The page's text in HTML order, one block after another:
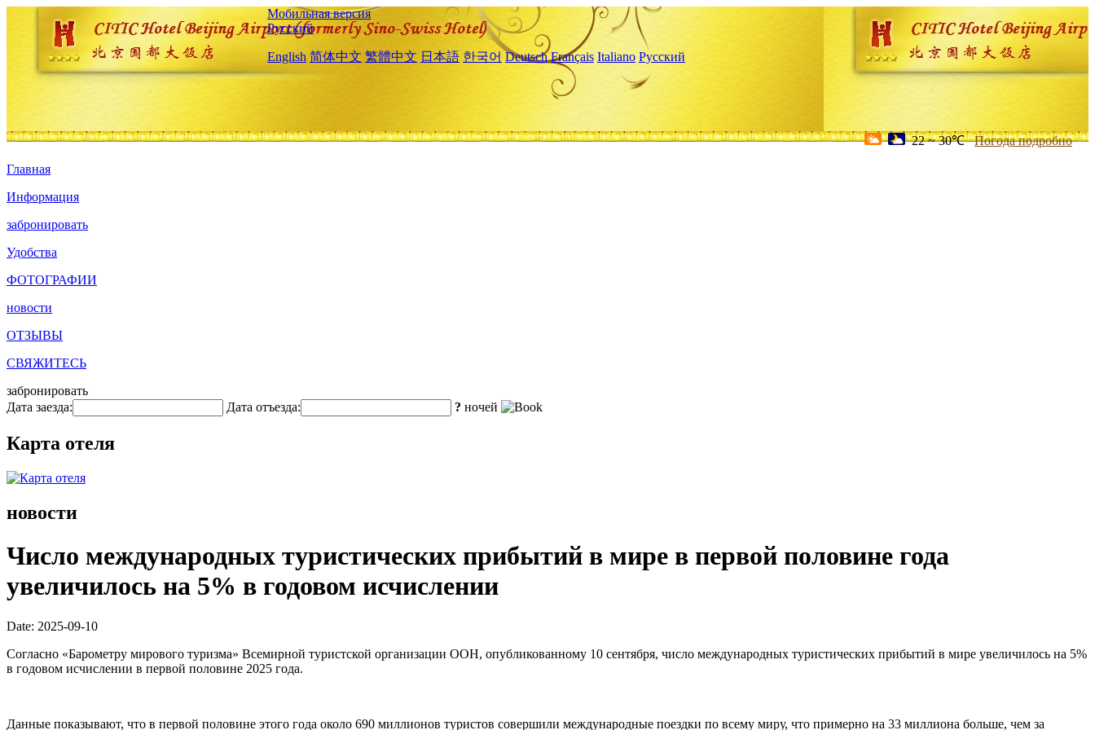
Мобильная версия
Русский
English 简体中文 繁體中文 日本語 한국어 Deutsch Français Italiano Русский
22 ~ 30℃ Погода подробно
Главная
Информация
забронировать
Удобства
ФОТОГРАФИИ
новости
ОТЗЫВЫ
СВЯЖИТЕСЬ
забронировать
Дата заезда:
Дата отъезда: ? ночей
Карта отеля
новости
Число международных туристических прибытий в мире в первой половине года
увеличилось на 5% в годовом исчислении
Date: 2025-09-10
Согласно «Барометру мирового туризма» Всемирной туристской организации ООН, опубликованному 10 сентября, число международных туристических прибытий в мире увеличилось на 5%
в годовом исчислении в первой половине 2025 года.
Данные показывают, что в первой половине этого года около 690 миллионов туристов совершили международные поездки по всему миру, что примерно на 33 миллиона больше, чем за